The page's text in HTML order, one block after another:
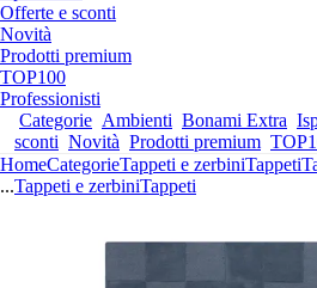
Offerte e sconti
Novità
Prodotti premium
TOP100
Professionisti
Categorie Ambienti Bonami Extra
sconti Novità Prodotti premium
HomeCategorieTappeti e zerbiniTappeti
...Tappeti e zerbiniTappeti